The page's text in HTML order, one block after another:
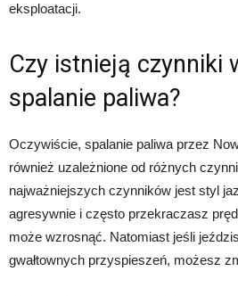
eksploatacji.
Czy istnieją czynniki
spalanie paliwa?
Oczywiście, spalanie paliwa przez
również uzależnione od różnych
najważniejszych czynników jest styl
agresywnie i często przekraczasz
może wzrosnąć. Natomiast jeśli
gwałtownych przyspieszeń, możesz